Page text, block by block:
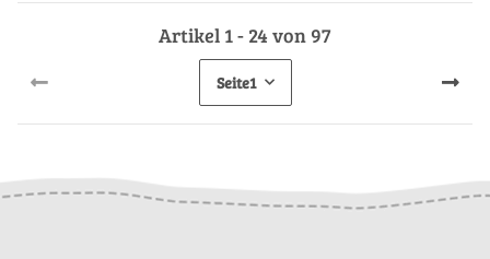
Artikel 1 - 24 von 97
Seite1